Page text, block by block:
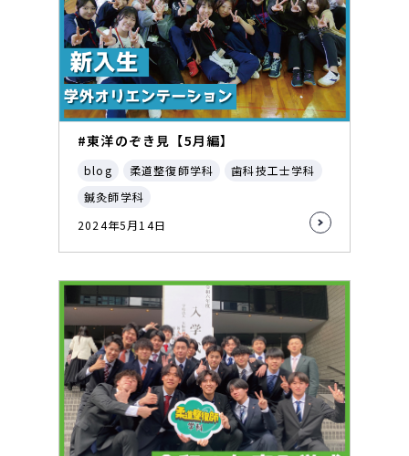
#東洋のぞき見【5月編】
blog 柔道整復師学科
歯科技工士学科
鍼灸師学科
2024年5月14日